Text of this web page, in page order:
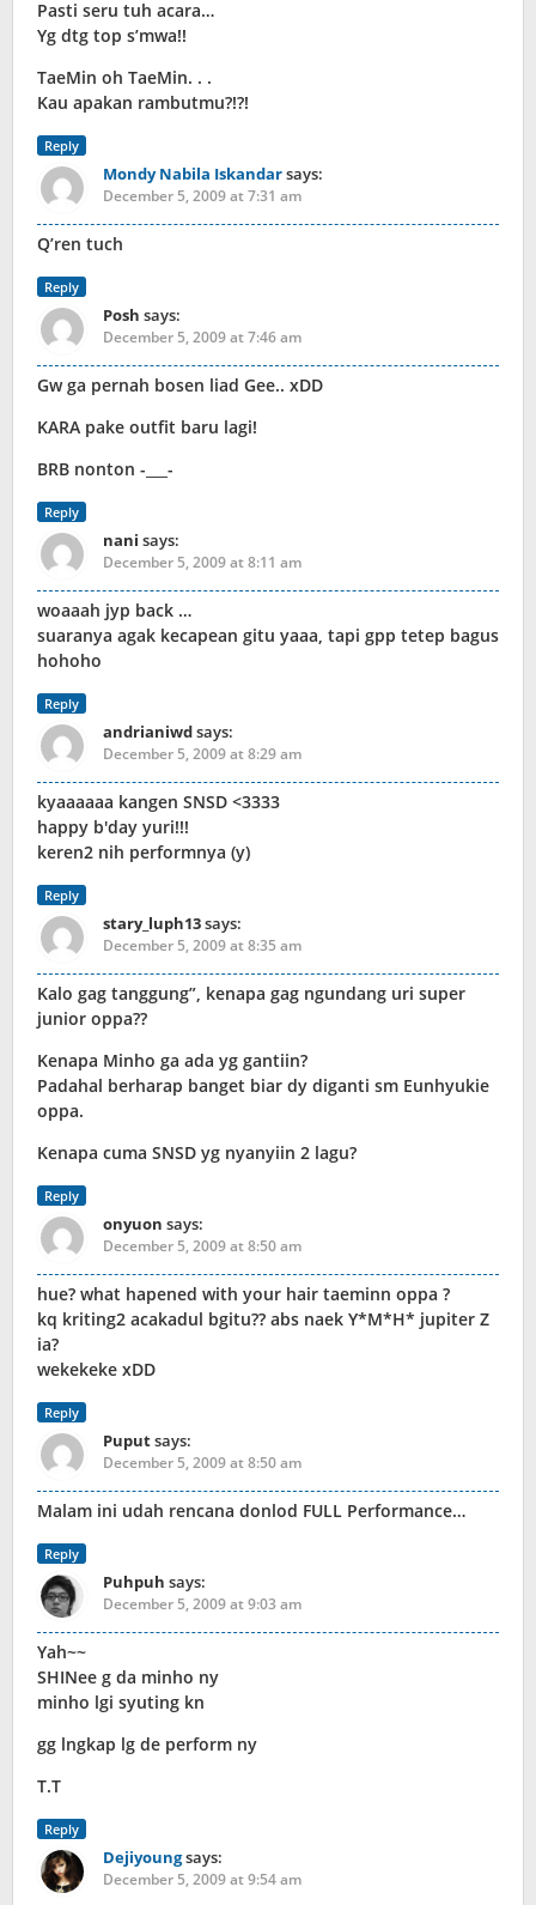
Pasti seru tuh acara…
Yg dtg top s’mwa!!
TaeMin oh TaeMin. . .
Kau apakan rambutmu?!?!
Reply
Mondy Nabila Iskandarsays:
December 5, 2009 at 7:31 am
Q’ren tuch
Reply
Posh says:
December 5, 2009 at 7:46 am
Gw ga pernah bosen liad Gee.. xDD
KARA pake outfit baru lagi!
BRB nonton -___-
Reply
nani says:
December 5, 2009 at 8:11 am
woaaah jyp back …
suaranya agak kecapean gitu yaaa, tapi gpp tetep bagus
hohoho
Reply
andrianiwdsays:
December 5, 2009 at 8:29 am
kyaaaaaa kangen SNSD <3333
happy b'day yuri!!!
keren2 nih performnya (y)
Reply
stary_luph13says:
December 5, 2009 at 8:35 am
Kalo gag tanggung”, kenapa gag ngundang uri super
junior oppa??
Kenapa Minho ga ada yg gantiin?
Padahal berharap banget biar dy diganti sm Eunhyukie
oppa.
Kenapa cuma SNSD yg nyanyiin 2 lagu?
Reply
onyuon says:
December 5, 2009 at 8:50 am
hue? what hapened with your hair taeminn oppa ?
kq kriting2 acakadul bgitu?? abs naek Y*M*H* jupiter Z
ia?
wekekeke xDD
Reply
Puputsays:
December 5, 2009 at 8:50 am
Malam ini udah rencana donlod FULL Performance…
Reply
Puhpuh says:
December 5, 2009 at 9:03 am
Yah~~
SHINee g da minho ny
minho lgi syuting kn
gg lngkap lg de perform ny
T.T
Reply
Dejiyoungsays:
December 5, 2009 at 9:54 am